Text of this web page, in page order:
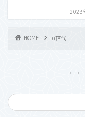
2023
HOME α世代